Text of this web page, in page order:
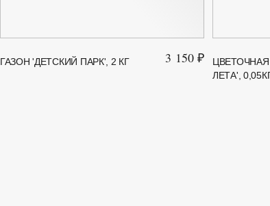
ГАЗОН 'ДЕТСКИЙ ПАРК', 2 КГ 3 150 ₽
ЛЕТА',